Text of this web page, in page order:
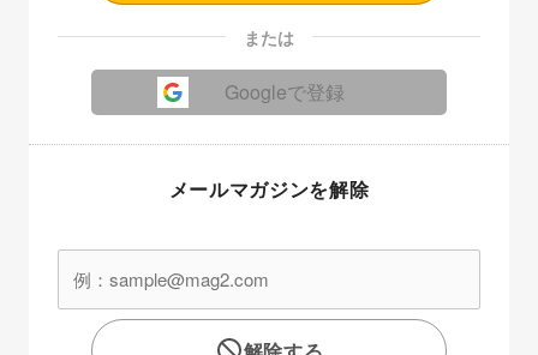
または
Googleで登録
メールマガジンを解除